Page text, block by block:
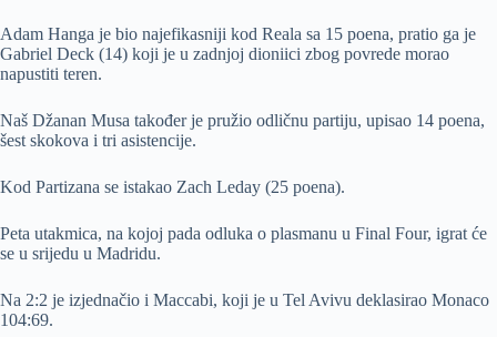
Adam Hanga je bio najefikasniji kod Reala sa 15 poena, pratio ga je
Gabriel Deck (14) koji je u zadnjoj dioniici zbog povrede morao
napustiti teren.
Naš Džanan Musa također je pružio odličnu partiju, upisao 14 poena,
šest skokova i tri asistencije.
Kod Partizana se istakao Zach Leday (25 poena).
Peta utakmica, na kojoj pada odluka o plasmanu u Final Four, igrat će
se u srijedu u Madridu.
Na 2:2 je izjednačio i Maccabi, koji je u Tel Avivu deklasirao Monaco
104:69.